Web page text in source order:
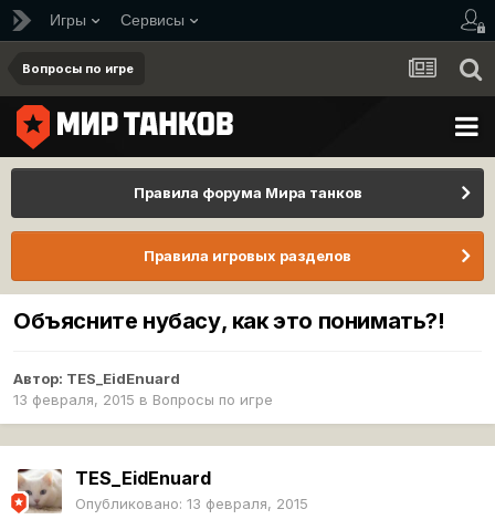
Игры Сервисы
Вопросы по игре
Правила форума Мира танков
Правила игровых разделов
Объясните нубасу, как это понимать?!
Автор: TES_EidEnuard
13 февраля, 2015 в Вопросы по игре
TES_EidEnuard
Опубликовано: 13 февраля, 2015